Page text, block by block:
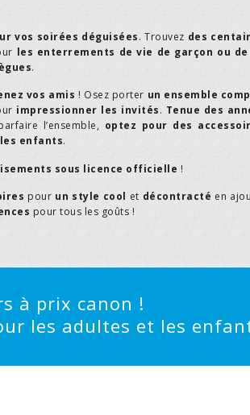
vos soirées déguisées. Trouvez des
les enterrements de vie de garçon ou
.
vos amis ! Osez porter un ensemble
impressionner les invités. Tenue des
l’ensemble, optez pour des
les enfants.
sous licence officielle !
pour un style cool et décontracté en
pour tous les goûts !
à prix canon !
les adultes et les